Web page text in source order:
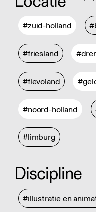
#zuid-holland
#friesland
#flevoland
#noord-holland
#limburg
Discipline
#illustratie en